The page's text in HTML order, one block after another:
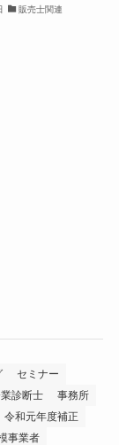
販売士関連
セミナー
診断士
事務所
令和元年度補正
事業者